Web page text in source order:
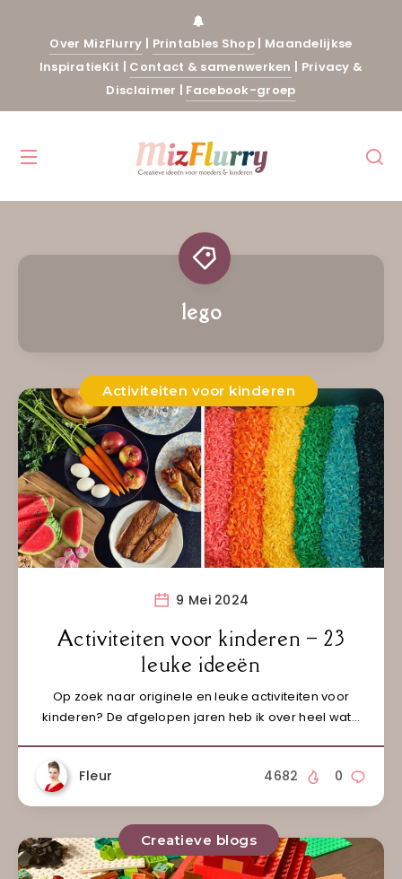
Over MizFlurry | Printables Shop | Maandelijkse
InspiratieKit | Contact & samenwerken | Privacy &
Disclaimer | Facebook-groep
lego
Activiteiten voor kinderen
9 Mei 2024
Activiteiten voor kinderen – 23
leuke ideeën
Op zoek naar originele en leuke activiteiten voor
kinderen? De afgelopen jaren heb ik over heel wat…
Fleur 0
4682
Creatieve blogs